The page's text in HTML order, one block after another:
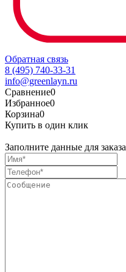
Обратная связь
8 (495) 740-33-31
info@greenlayn.ru
Сравнение0
Избранное0
Корзина0
Купить в один клик
Заполните данные для заказа